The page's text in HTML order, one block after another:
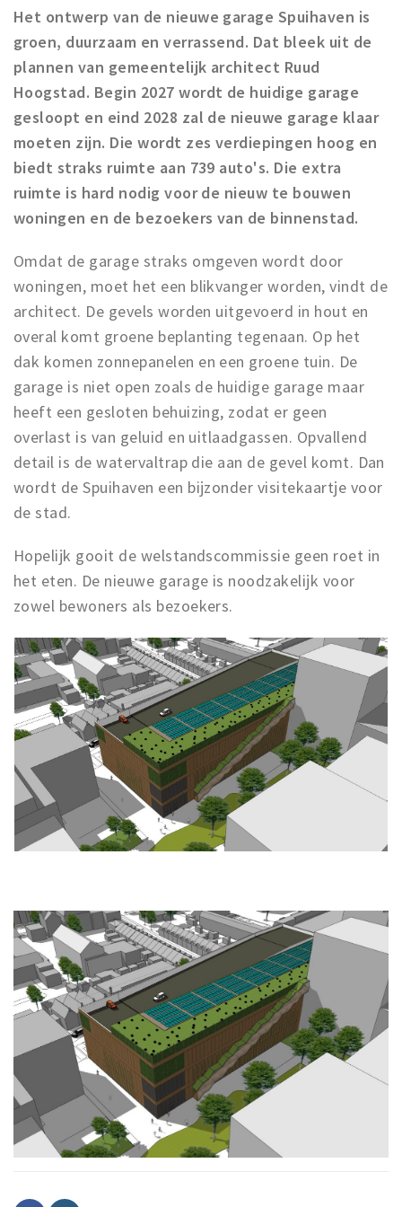
Winkels
Winkelgebieden
Parkeren
Bezienswaardigheden
Musea, theaters & podia
Uitjes & activiteiten
Sport
Natuur
Inloggen
Het ontwerp van de nieuwe garage Spuihaven is
groen, duurzaam en verrassend. Dat bleek uit de
plannen van gemeentelijk architect Ruud
Hoogstad. Begin 2027 wordt de huidige garage
gesloopt en eind 2028 zal de nieuwe garage klaar
moeten zijn. Die wordt zes verdiepingen hoog en
biedt straks ruimte aan 739 auto's. Die extra
ruimte is hard nodig voor de nieuw te bouwen
woningen en de bezoekers van de binnenstad.
Omdat de garage straks omgeven wordt door
woningen, moet het een blikvanger worden, vindt de
architect. De gevels worden uitgevoerd in hout en
overal komt groene beplanting tegenaan. Op het
dak komen zonnepanelen en een groene tuin. De
garage is niet open zoals de huidige garage maar
heeft een gesloten behuizing, zodat er geen
overlast is van geluid en uitlaadgassen. Opvallend
detail is de watervaltrap die aan de gevel komt. Dan
wordt de Spuihaven een bijzonder visitekaartje voor
de stad.
Hopelijk gooit de welstandscommissie geen roet in
het eten. De nieuwe garage is noodzakelijk voor
zowel bewoners als bezoekers.